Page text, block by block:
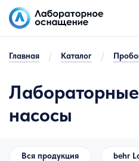
Главная / Каталог /
насосы
Вся продукция behr